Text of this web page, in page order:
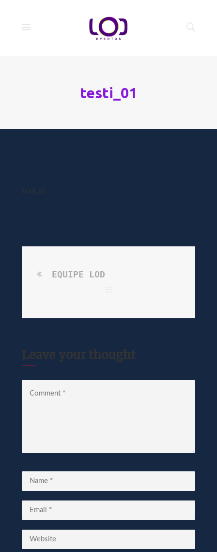
testi_01
testi_01
EQUIPE LOD
Leave your thought